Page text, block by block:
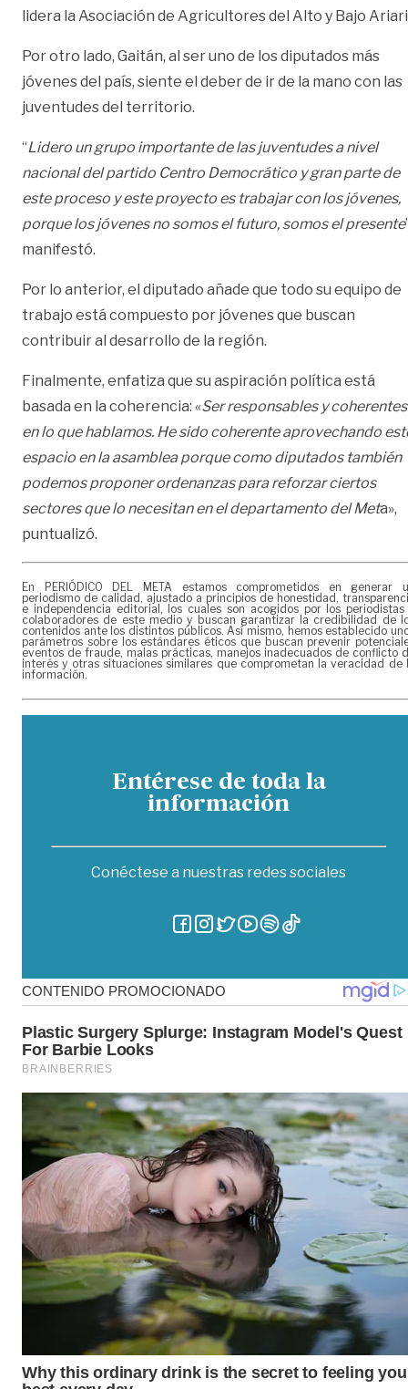
lidera la Asociación de Agricultores del Alto y Bajo
Por otro lado, Gaitán, al ser uno de los diputados más
jóvenes del país, siente el deber de ir de la mano con las
juventudes del territorio.
“Lidero un grupo importante de las juventudes a nivel
nacional del partido Centro Democrático y gran parte de
este proceso y este proyecto es trabajar con los jóvenes,
porque los jóvenes no somos el futuro, somos el presente
manifestó.
Por lo anterior, el diputado añade que todo su equipo de
trabajo está compuesto por jóvenes que buscan
contribuir al desarrollo de la región.
Finalmente, enfatiza que su aspiración política está
basada en la coherencia: «Ser responsables y coherentes
en lo que hablamos. He sido coherente aprovechando
espacio en la asamblea porque como diputados también
podemos proponer ordenanzas para reforzar ciertos
sectores que lo necesitan en el departamento del Meta»,
puntualizó.
En PERIÓDICO DEL META estamos comprometidos en generar
periodismo de calidad, ajustado a principios de honestidad,
e independencia editorial, los cuales son acogidos por los periodistas
colaboradores de este medio y buscan garantizar la credibilidad de
contenidos ante los distintos públicos. Así mismo, hemos establecido
parámetros sobre los estándares éticos que buscan prevenir
eventos de fraude, malas prácticas, manejos inadecuados de conflicto
interés y otras situaciones similares que comprometan la veracidad de
información.
Entérese de toda la
información
Conéctese a nuestras redes sociales